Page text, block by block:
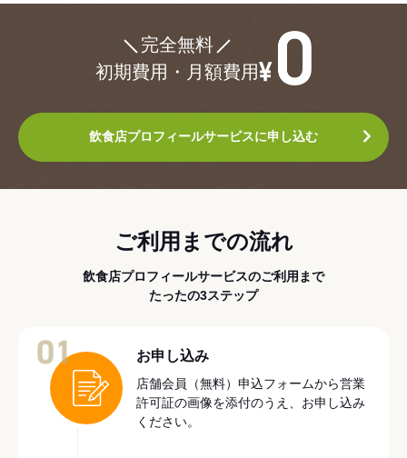
完全無料
初期費用・月額費用
飲食店プロフィールサービスに申し込む
ご利用までの流れ
飲食店プロフィールサービスのご利用まで
たったの3ステップ
お申し込み
店舗会員（無料）申込フォームから営業
許可証の画像を添付のうえ、お申し込み
ください。